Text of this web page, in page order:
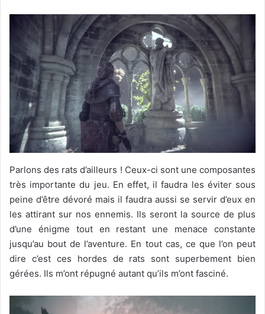
Parlons des rats d’ailleurs ! Ceux-ci sont une composantes
très importante du jeu. En effet, il faudra les éviter sous
peine d’être dévoré mais il faudra aussi se servir d’eux en
les attirant sur nos ennemis. Ils seront la source de plus
d’une énigme tout en restant une menace constante
jusqu’au bout de l’aventure. En tout cas, ce que l’on peut
dire c’est ces hordes de rats sont superbement bien
gérées. Ils m’ont répugné autant qu’ils m’ont fasciné.